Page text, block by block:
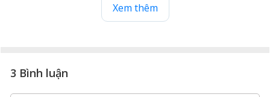
Xem thêm
3 Bình luận